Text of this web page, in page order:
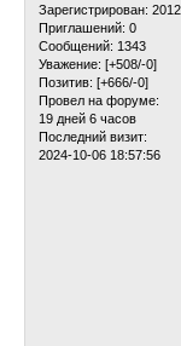
Зарегистрирован:
Приглашений: 0
Сообщений: 1343
Уважение: [+508/-0]
Позитив: [+666/-0]
Провел на форуме:
19 дней 6 часов
Последний визит:
2024-10-06 18:57:56